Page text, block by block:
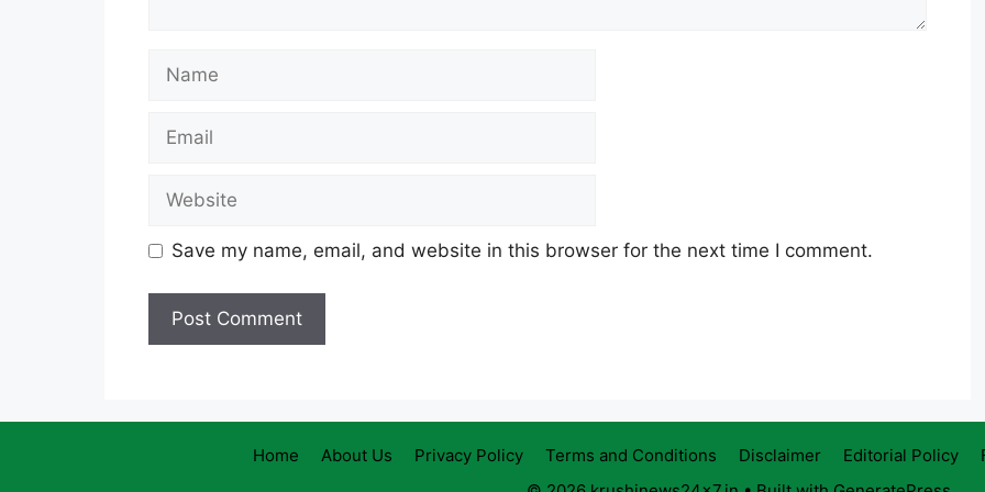
Name
Email
Website
Save my name, email, and website in this browser for the next time I comment.
Home About Us Privacy Policy Terms and Conditions Disclaimer Editorial Policy